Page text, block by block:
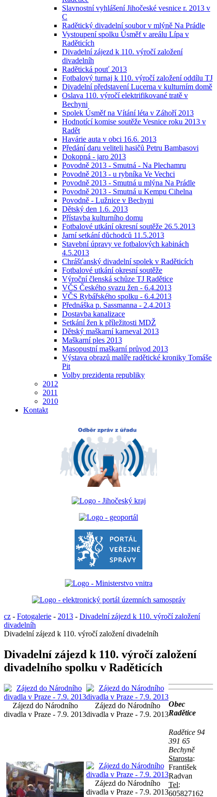
Slavnostní vyhlášení Jihočeské vesnice r. 2013 v
C
Radětický divadelní soubor v mlýně Na Prádle
Vystoupení spolku Úsměf v areálu Lípa v
Raděticích
Divadelní zájezd k 110. výročí založení
divadelníh
Radětická pouť 2013
Fotbalový turnaj k 110. výročí založení oddílu TJ
Divadelní představení Lucerna v kulturním domě
Oslava 110. výročí elektrifikované tratě v
Bechyni
Spolek Úsměf na Vítání léta v Záhoří 2013
Hodnotící komise soutěže Vesnice roku 2013 v
Radět
Havárie auta v obci 16.6. 2013
Předání daru veliteli hasičů Petru Bambasovi
Dokopná - jaro 2013
Povodně 2013 - Smutná - Na Plechamru
Povodně 2013 - u rybníka Ve Vechci
Povodně 2013 - Smutná u mlýna Na Prádle
Povodně 2013 - Smutná u Kempu Cihelna
Povodně - Lužnice v Bechyni
Dětský den 1.6. 2013
Přístavba kulturního domu
Fotbalové utkání okresní soutěže 26.5.2013
Jarní setkání důchodců 11.5.2013
Stavební úpravy ve fotbalových kabinách
4.5.2013
Chrášťanský divadelní spolek v Raděticích
Fotbalové utkání okresní soutěže
Výroční členská schůze TJ Radětice
VČS Českého svazu žen - 6.4.2013
VČS Rybářského spolku - 6.4.2013
Přednáška p. Sassmanna - 2.4.2013
Dostavba kanalizace
Setkání žen k příležitosti MDŽ
Dětský maškarní karneval 2013
Maškarní ples 2013
Masopustní maškarní průvod 2013
Výstava obrazů malíře radětické kroniky Tomáše
Pit
Volby prezidenta republiky
2012
2011
2010
Kontakt
cz - Fotogalerie - 2013 - Divadelní zájezd k 110. výročí založení
divadelníh
Divadelní zájezd k 110. výročí založení divadelníh
Divadelní zájezd k 110. výročí založení
divadelního spolku v Raděticích
Zájezd do Národního
divadla v Praze - 7.9. 2013
Zájezd do Národního
divadla v Praze - 7.9. 2013
Zájezd do Národního
divadla v Praze - 7.9. 2013
Obec
Radětice
Radětice 94
391 65
Bechyně
Starosta:
František
Radvan
Tel:
605827162